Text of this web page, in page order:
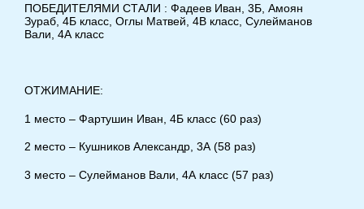
ПОБЕДИТЕЛЯМИ СТАЛИ : Фадеев Иван, 3Б, Амоян
Зураб, 4Б класс, Оглы Матвей, 4В класс, Сулейманов
Вали, 4А класс
ОТЖИМАНИЕ:
1 место – Фартушин Иван, 4Б класс (60 раз)
2 место – Кушников Александр, 3А (58 раз)
3 место – Сулейманов Вали, 4А класс (57 раз)